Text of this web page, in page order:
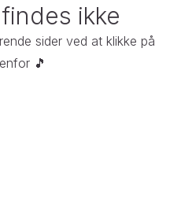
ikke
sider ved at klikke på
🎵